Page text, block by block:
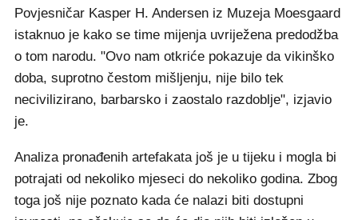
Povjesničar Kasper H. Andersen iz Muzeja Moesgaard
istaknuo je kako se time mijenja uvriježena predodžba
o tom narodu. "Ovo nam otkriće pokazuje da vikinško
doba, suprotno čestom mišljenju, nije bilo tek
necivilizirano, barbarsko i zaostalo razdoblje", izjavio
je.
Analiza pronađenih artefakata još je u tijeku i mogla bi
potrajati od nekoliko mjeseci do nekoliko godina. Zbog
toga još nije poznato kada će nalazi biti dostupni